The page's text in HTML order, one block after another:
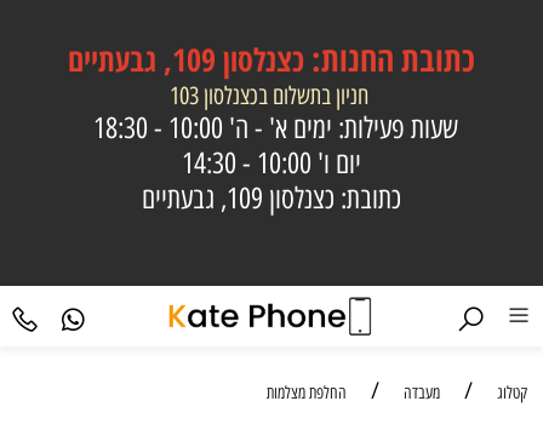
כתובתהחנות: כצנלסון 109, גבעתיים
חניון בתשלום בכצנלסון 103
שעות פעילות: ימים א' - ה' 10:00 - 18:30
יום ו' 10:00 - 14:30
כתובת: כצנלסון 109, גבעתיים
קטלוג / מעבדה / החלפת מצלמות